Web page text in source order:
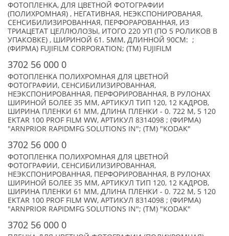
ФОТОПЛЕНКА, ДЛЯ ЦВЕТНОЙ ФОТОГРАФИИ
(ПОЛИХРОМНАЯ) , НЕГАТИВНАЯ, НЕЭКСПОНИРОВАНАЯ,
СЕНСИБИЛИЗИРОВАННАЯ, ПЕРФОРАРОВАННАЯ, ИЗ
ТРИАЦЕТАТ ЦЕЛЛЮЛОЗЫ, ИТОГО 220 УП (ПО 5 РОЛИКОВ В
УПАКОВКЕ) , ШИРИНОЙ 61. 5ММ, ДЛИННОЙ 90CМ: ;
(ФИРМА) FUJIFILM CORPORATION; (TM) FUJIFILM
3702 56 000 0
ФОТОПЛЕНКА ПОЛИХРОМНАЯ ДЛЯ ЦВЕТНОЙ
ФОТОГРАФИИ, СЕНСИБИЛИЗИРОВАННАЯ,
НЕЭКСПОНИРОВАННАЯ, ПЕРФОРИРОВАННАЯ, В РУЛОНАХ
ШИРИНОЙ БОЛЕЕ 35 ММ, АРТИКУЛ ТИП 120, 12 КАДРОВ,
ШИРИНА ПЛЕНКИ 61 ММ, ДЛИНА ПЛЕНКИ - 0. 722 М, 5 120
EKTAR 100 PROF FILM WW, АРТИКУЛ 8314098 ; (ФИРМА)
"ARNPRIOR RAPIDMFG SOLUTIONS IN"; (TM) "KODAK"
3702 56 000 0
ФОТОПЛЕНКА ПОЛИХРОМНАЯ ДЛЯ ЦВЕТНОЙ
ФОТОГРАФИИ, СЕНСИБИЛИЗИРОВАННАЯ,
НЕЭКСПОНИРОВАННАЯ, ПЕРФОРИРОВАННАЯ, В РУЛОНАХ
ШИРИНОЙ БОЛЕЕ 35 ММ, АРТИКУЛ ТИП 120, 12 КАДРОВ,
ШИРИНА ПЛЕНКИ 61 ММ, ДЛИНА ПЛЕНКИ - 0. 722 М, 5 120
EKTAR 100 PROF FILM WW, АРТИКУЛ 8314098 ; (ФИРМА)
"ARNPRIOR RAPIDMFG SOLUTIONS IN"; (TM) "KODAK"
3702 56 000 0